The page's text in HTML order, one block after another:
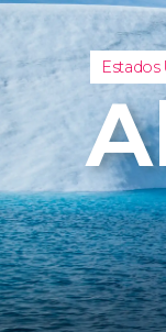
Estados